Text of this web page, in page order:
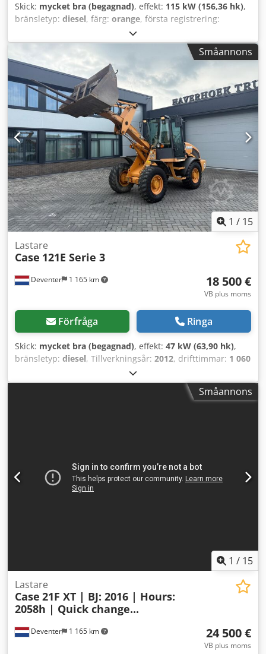
Skick: mycket bra (begagnad), effekt: 115 kW (156,36 hk),
bränsletyp: diesel, färg: orange, första registrering:
2012, drifttimmar:
Allmän information Modellår: 2012 Serienummer:
DCH210R5NCEAH2500 Teknisk information Antal cylindrar:
4 Egenvikt: 22 600 kg Funktion Arbetsbredd: 300 cm CE-
märkning: ja Skick Tekniskt skick: mycket gott Optiskt skick:
mycket gott Finansiell information Pris: På förfrågan
Garanti Garanti: Från första hand, komplett servicehistorik,
omedelbart bruksklar! Csdpfx Aioy En Ndorjha - 80 %
larvband kvar - Inklusive 3 skopor: 1300 mm, 450 mm och
2000 mm dikesskopor - Kan levereras med 2021 TOPCON
3D-SYSTEM som tillval
Småannons
1 / 15
Deventer 1 165 km
Lastare
Case 121E Serie 3
18 500 €
VB plus moms
Förfråga Ringa
Skick: mycket bra (begagnad), effekt: 47 kW (63,90 hk),
bränsletyp: diesel, Tillverkningsår: 2012, drifttimmar: 1 060
, = Ytterligare alternativ och tillbehör = - Styrning med två
pedaler - Sluten hytt = Anmärkningar = CASE 121E Serie 3 –
Tillverkningsår 2012 – 1 060 driftstimmar CASE 121E Serie
1 060 driftstimmar * Gott tekniskt och visuellt skick *
Omedelbart redo för användning För ytterligare
information eller för att boka en visning, vänligen kontakta
Kontakta Gerrit Haverhoek för ytterligare information.
Småannons
1 / 15
Deventer 1 165 km
Lastare
Case 21F XT | BJ: 2016 | Hours:
2058h | Quick change...
24 500 €
VB plus moms